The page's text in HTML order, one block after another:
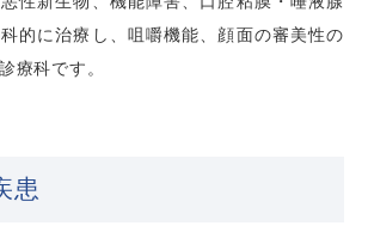
的に治療し、咀嚼機能、顔面の審美性の
療科です。
患